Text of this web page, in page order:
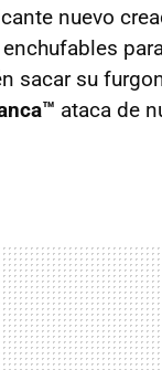
nuevo
sacar su
ataca de